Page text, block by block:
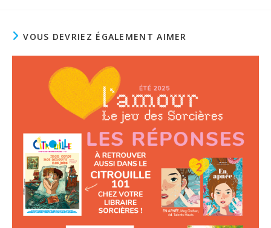
VOUS DEVRIEZ ÉGALEMENT AIMER